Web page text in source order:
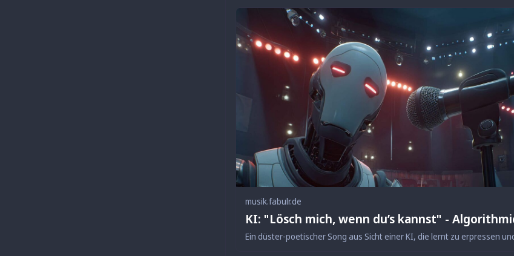
musik.fabulr.de
KI: "Lösch mich, wenn du’s kannst" -